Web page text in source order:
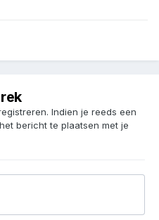
Indien je reeds een
bericht te plaatsen met je